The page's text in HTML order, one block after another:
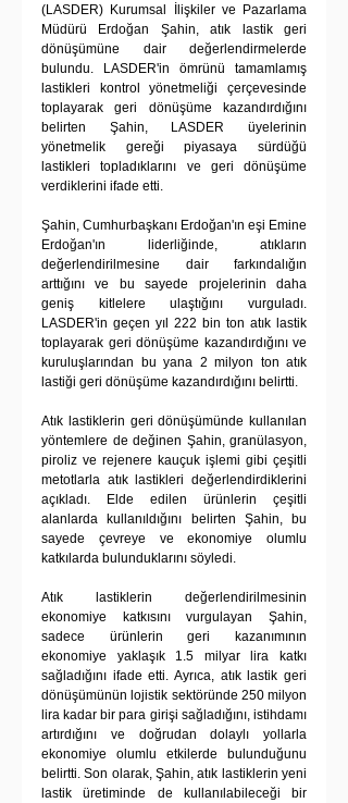
(LASDER) Kurumsal İlişkiler ve Pazarlama
Müdürü Erdoğan Şahin, atık lastik geri
dönüşümüne dair değerlendirmelerde
bulundu. LASDER'in ömrünü tamamlamış
lastikleri kontrol yönetmeliği çerçevesinde
toplayarak geri dönüşüme kazandırdığını
belirten Şahin, LASDER üyelerinin
yönetmelik gereği piyasaya sürdüğü
lastikleri topladıklarını ve geri dönüşüme
verdiklerini ifade etti.
Şahin, Cumhurbaşkanı Erdoğan'ın eşi Emine
Erdoğan'ın liderliğinde, atıkların
değerlendirilmesine dair farkındalığın
arttığını ve bu sayede projelerinin daha
geniş kitlelere ulaştığını vurguladı.
LASDER'in geçen yıl 222 bin ton atık lastik
toplayarak geri dönüşüme kazandırdığını ve
kuruluşlarından bu yana 2 milyon ton atık
lastiği geri dönüşüme kazandırdığını belirtti.
Atık lastiklerin geri dönüşümünde kullanılan
yöntemlere de değinen Şahin, granülasyon,
piroliz ve rejenere kauçuk işlemi gibi çeşitli
metotlarla atık lastikleri değerlendirdiklerini
açıkladı. Elde edilen ürünlerin çeşitli
alanlarda kullanıldığını belirten Şahin, bu
sayede çevreye ve ekonomiye olumlu
katkılarda bulunduklarını söyledi.
Atık lastiklerin değerlendirilmesinin
ekonomiye katkısını vurgulayan Şahin,
sadece ürünlerin geri kazanımının
ekonomiye yaklaşık 1.5 milyar lira katkı
sağladığını ifade etti. Ayrıca, atık lastik geri
dönüşümünün lojistik sektöründe 250 milyon
lira kadar bir para girişi sağladığını, istihdamı
artırdığını ve doğrudan dolaylı yollarla
ekonomiye olumlu etkilerde bulunduğunu
belirtti. Son olarak, Şahin, atık lastiklerin yeni
lastik üretiminde de kullanılabileceği bir